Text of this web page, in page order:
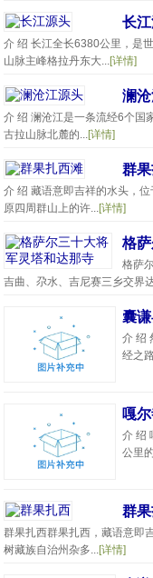
长
介 绍 长江全长6380公里，是
山脉主峰格拉丹东大...[详情]
澜
介 绍 澜沧江是一条流经6个国
古拉山脉北麓的...[详情]
群
介 绍 藏语意即吉祥的水头，
原四周群山上的许...[详情]
格
格萨
吉曲、尕水、吉尼赛三乡交界
囊
介 绍
经之
嘎
介 绍
公里
群
群果扎西群果扎西，藏语意即
树藏族自治州杂多...[详情]